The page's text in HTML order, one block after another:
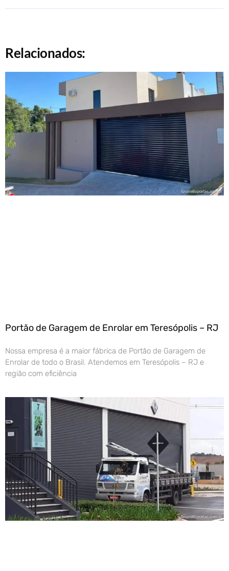
Relacionados:
Portão de Garagem de Enrolar em Teresópolis – RJ
Nossa empresa é a maior fábrica de Portão de Garagem de
Enrolar de todo o Brasil. Atendemos em Teresópolis – RJ e
região com eficiência